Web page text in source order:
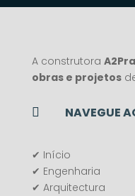
A construtora
obras e projetos
 NAVEGUE
✔ Início
✔ Engenharia
✔ Arquitectura